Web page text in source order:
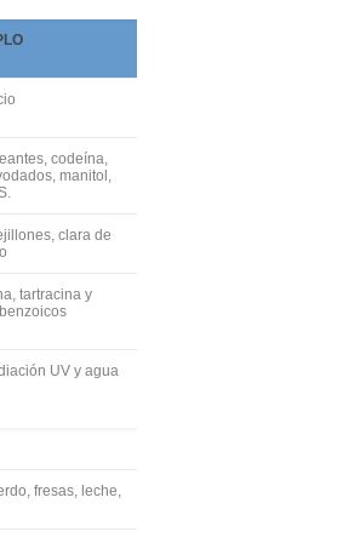
codeína,
manitol,
clara de
tartracina y
UV y agua
fresas, leche,